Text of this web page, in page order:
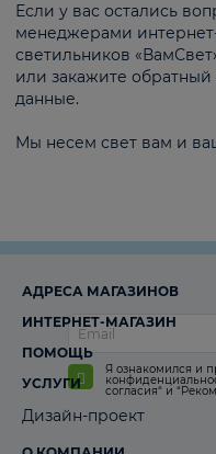
Если у вас остались
менеджерами
светильников
или закажите обратный
данные.
Мы несем свет вам и
Я ознакомился и
согласия“ и
АДРЕСА МАГАЗИНОВ
ИНТЕРНЕТ-МАГАЗИН
ПОМОЩЬ
УСЛУГИ
Дизайн-проект